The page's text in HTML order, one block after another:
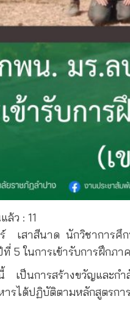
ล้ว : 11
เสาสีนาด นักวิชาการ
5 ในการเข้ารับการฝึกภ
เป็นการสร้างขวัญและก
ารได้ปฏิบัติตามหลักสูตรก